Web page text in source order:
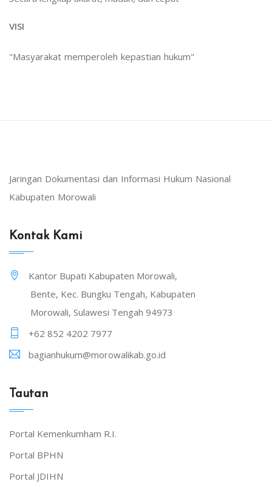
VISI
"Masyarakat memperoleh kepastian hukum"
Jaringan Dokumentasi dan Informasi Hukum Nasional
Kabupaten Morowali
Kontak Kami
Kantor Bupati Kabupaten Morowali,
Bente, Kec. Bungku Tengah, Kabupaten
Morowali, Sulawesi Tengah 94973
+62 852 4202 7977
bagianhukum@morowalikab.go.id
Tautan
Portal Kemenkumham R.I.
Portal BPHN
Portal JDIHN